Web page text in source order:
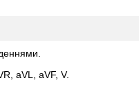
aVL, aVF, V.